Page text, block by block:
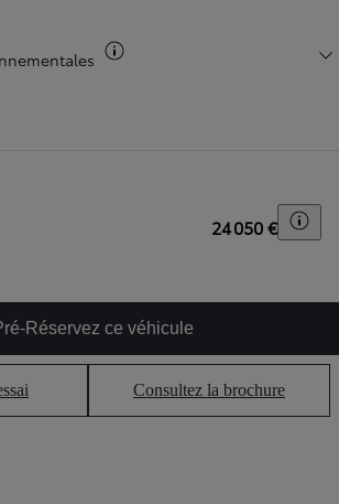
24 050 €
Réservez ce véhicule
Consultez la brochure